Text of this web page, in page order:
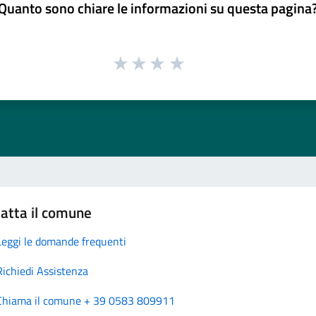
sono chiare le informazioni su questa
il comune
le domande frequenti
Assistenza
il comune + 39 0583 809911